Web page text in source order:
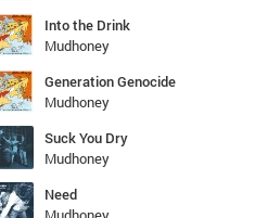
Into the Drink
Mudhoney
Generation Genocide
Mudhoney
Suck You Dry
Mudhoney
Need